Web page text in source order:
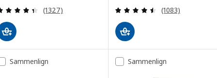
Gjennomgang: 4.4 av 5 stjerner. Samlede
(1327) Gjennomgang:
(1083)
Sammenlign Sammenlign